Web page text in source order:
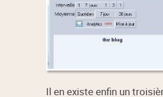
Il en existe enfin un